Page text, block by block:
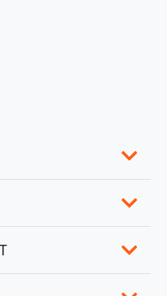
en av de mest
vår flyttfirma
för
även företag,
andra som har ett